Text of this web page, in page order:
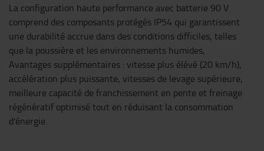
La configuration haute performance avec batterie 90 V
comprend des composants protégés IP54 qui garantissent
une durabilité accrue dans des conditions difficiles, telles
que la poussière et les environnements humides,
Avantages supplémentaires : vitesse plus élévé (20 km/h),
accélération plus puissante, vitesses de levage supérieure,
meilleure capacité de franchissement en pente et freinage
régénératif optimisé tout en réduisant la consommation
d'énergie.